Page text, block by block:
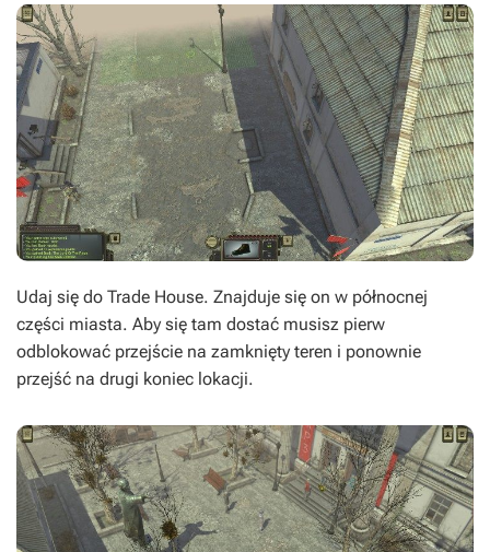
Udaj się do Trade House. Znajduje się on w północnej
części miasta. Aby się tam dostać musisz pierw
odblokować przejście na zamknięty teren i ponownie
przejść na drugi koniec lokacji.